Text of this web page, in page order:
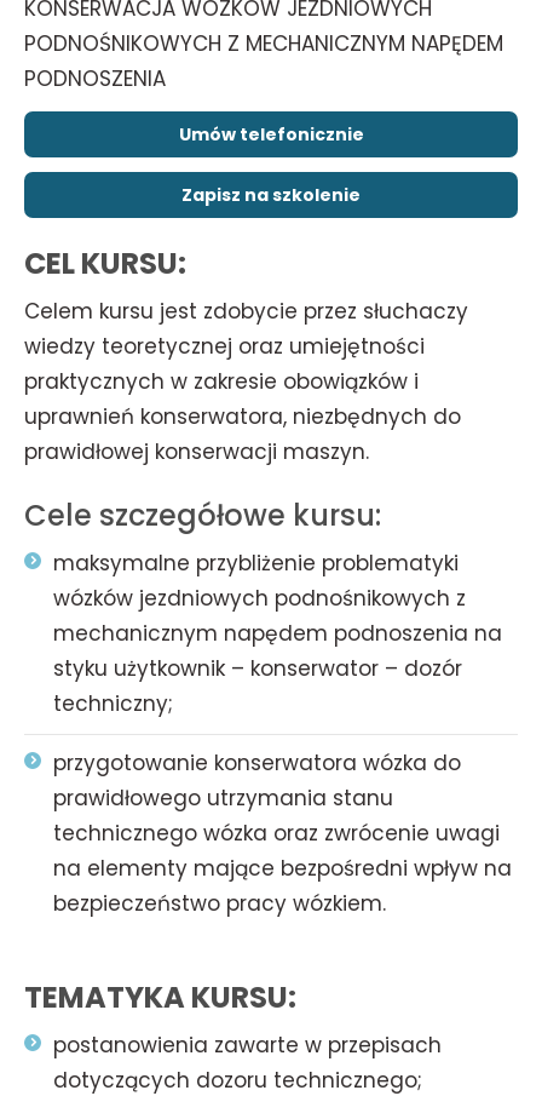
KONSERWACJA WÓZKÓW JEZDNIOWYCH
PODNOŚNIKOWYCH Z MECHANICZNYM NAPĘDEM
PODNOSZENIA
Umów telefonicznie
Zapisz na szkolenie
CEL KURSU:
Celem kursu jest zdobycie przez słuchaczy
wiedzy teoretycznej oraz umiejętności
praktycznych w zakresie obowiązków i
uprawnień konserwatora, niezbędnych do
prawidłowej konserwacji maszyn.
Cele szczegółowe kursu:
maksymalne przybliżenie problematyki
wózków jezdniowych podnośnikowych z
mechanicznym napędem podnoszenia na
styku użytkownik – konserwator – dozór
techniczny;
przygotowanie konserwatora wózka do
prawidłowego utrzymania stanu
technicznego wózka oraz zwrócenie uwagi
na elementy mające bezpośredni wpływ na
bezpieczeństwo pracy wózkiem.
TEMATYKA KURSU:
postanowienia zawarte w przepisach
dotyczących dozoru technicznego;